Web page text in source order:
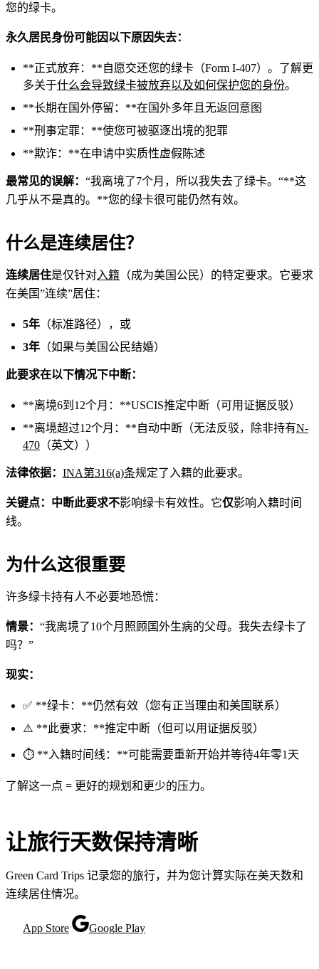
您的绿卡。
永久居民身份可能因以下原因失去：
**正式放弃：**自愿交还您的绿卡（Form I-407）。了解更
多关于什么会导致绿卡被放弃以及如何保护您的身份。
**长期在国外停留：**在国外多年且无返回意图
**刑事定罪：**使您可被驱逐出境的犯罪
**欺诈：**在申请中实质性虚假陈述
最常见的误解： “我离境了7个月，所以我失去了绿卡。“**这
几乎从不是真的。**您的绿卡很可能仍然有效。
什么是连续居住？
连续居住是仅针对入籍 （成为美国公民）的特定要求。它要求
在美国”连续”居住：
5年 （标准路径），或
3年 （如果与美国公民结婚）
此要求在以下情况下中断：
**离境6到12个月：**USCIS推定中断（可用证据反驳）
**离境超过12个月：**自动中断（无法反驳，除非持有N-
470 （英文））
法律依据： INA第316(a)条规定了入籍的此要求。
关键点： 中断此要求不影响绿卡有效性。它仅影响入籍时间
线。
为什么这很重要
许多绿卡持有人不必要地恐慌：
情景： “我离境了10个月照顾国外生病的父母。我失去绿卡了
吗？”
现实：
✅ **绿卡：**仍然有效（您有正当理由和美国联系）
⚠️ **此要求：**推定中断（但可以用证据反驳）
⏱️ **入籍时间线：**可能需要重新开始并等待4年零1天
了解这一点 = 更好的规划和更少的压力。
让旅行天数保持清晰
Green Card Trips 记录您的旅行，并为您计算实际在美天数和
连续居住情况。
App Store Google Play